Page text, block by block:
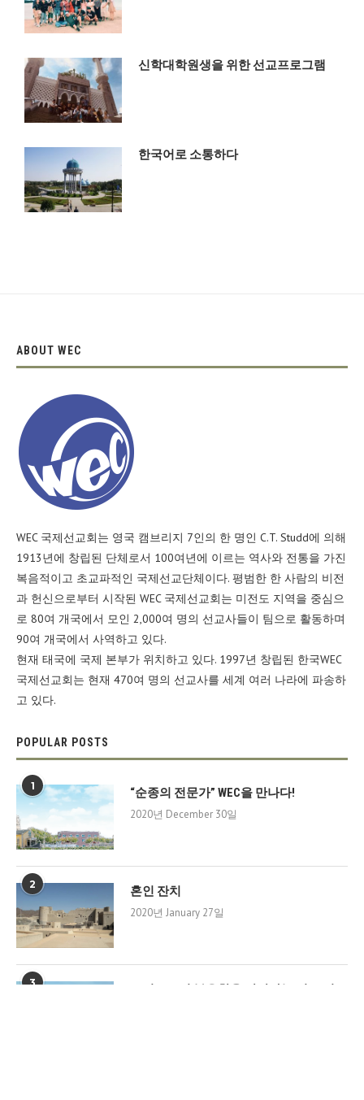
신학대학원생을 위한 선교프로그램
한국어로 소통하다
ABOUT WEC
WEC 국제선교회는 영국 캠브리지 7인의 한 명인 C.T. Studd에 의해
1913년에 창립된 단체로서 100여년에 이르는 역사와 전통을 가진
복음적이고 초교파적인 국제선교단체이다. 평범한 한 사람의 비전
과 헌신으로부터 시작된 WEC 국제선교회는 미전도 지역을 중심으
로 80여 개국에서 모인 2,000여 명의 선교사들이 팀으로 활동하며
90여 개국에서 사역하고 있다.
현재 태국에 국제 본부가 위치하고 있다. 1997년 창립된 한국WEC
국제선교회는 현재 470여 명의 선교사를 세계 여러 나라에 파송하
고 있다.
POPULAR POSTS
1 “순종의 전문가” WEC을 만나다!
2020년 December 30일
2 혼인 잔치
2020년 January 27일
3 그리스도의 부유함을 갈망하는 걸프 필드